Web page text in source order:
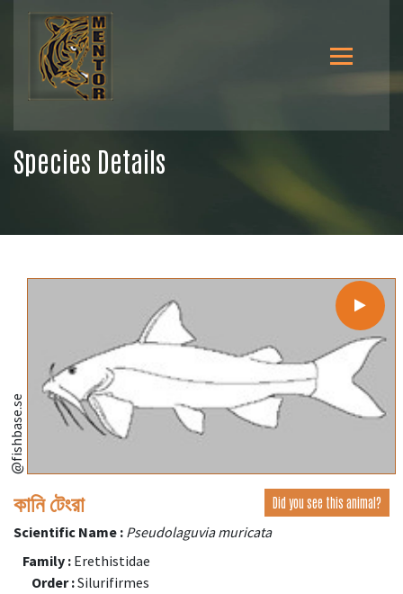
Species Details
@fishbase.se
কানি টেংরা Did you see this animal?
Scientific Name : Pseudolaguvia muricata
Family : Erethistidae
Order :Silurifirmes